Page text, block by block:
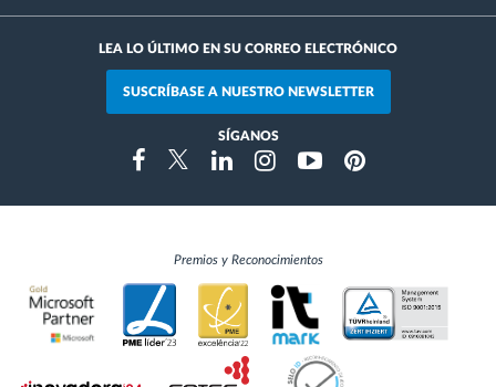
LEA LO ÚLTIMO EN SU CORREO ELECTRÓNICO
SUSCRÍBASE A NUESTRO NEWSLETTER
SÍGANOS
FacebookTwitterLinkedinInstragramYoutubePinterest
Premios y Reconocimientos